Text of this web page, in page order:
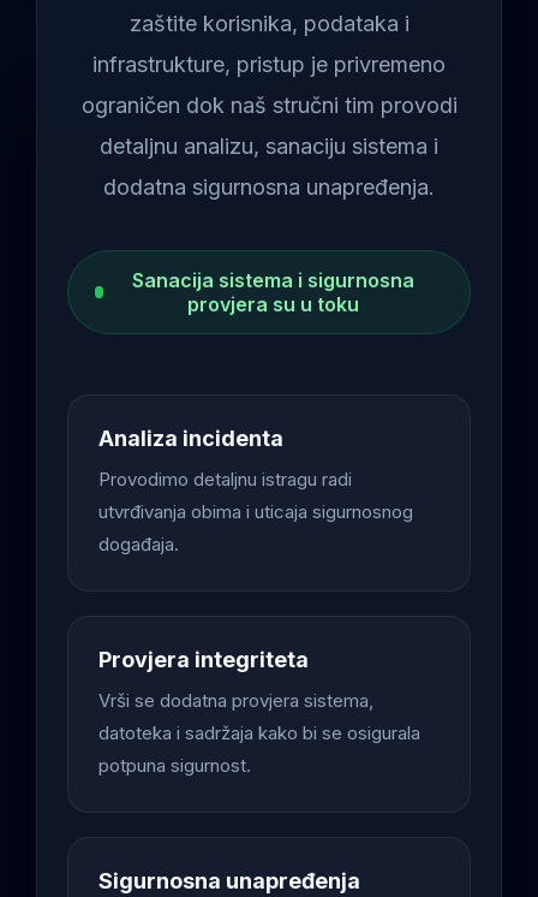
zaštite korisnika, podataka i
infrastrukture, pristup je privremeno
ograničen dok naš stručni tim provodi
detaljnu analizu, sanaciju sistema i
dodatna sigurnosna unapređenja.
Sanacija sistema i sigurnosna
provjera su u toku
Analiza incidenta
Provodimo detaljnu istragu radi
utvrđivanja obima i uticaja sigurnosnog
događaja.
Provjera integriteta
Vrši se dodatna provjera sistema,
datoteka i sadržaja kako bi se osigurala
potpuna sigurnost.
Sigurnosna unapređenja